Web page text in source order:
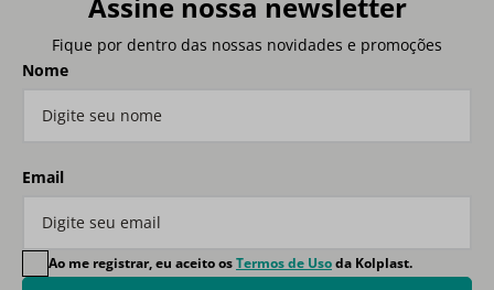
Fique por dentro das nossas novidades e promoções
Nome
Email
Ao me registrar, eu aceito osTermos de Usoda Kolplast.